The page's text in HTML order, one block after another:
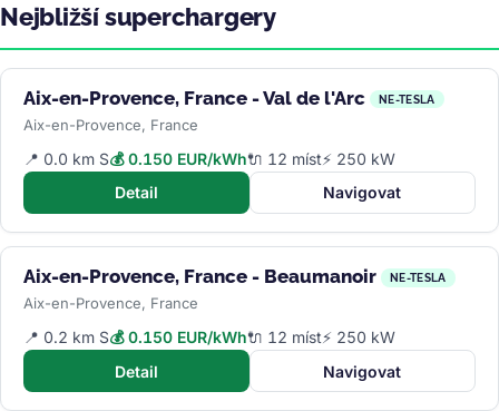
Nejbližší superchargery
Aix-en-Provence, France - Val de l'Arc NE-TESLA
Aix-en-Provence, France
📍 0.0 km S💰 0.150 EUR/kWh🔌 12 míst⚡ 250 kW
Detail
Navigovat
Aix-en-Provence, France - Beaumanoir NE-TESLA
Aix-en-Provence, France
📍 0.2 km S💰 0.150 EUR/kWh🔌 12 míst⚡ 250 kW
Detail
Navigovat